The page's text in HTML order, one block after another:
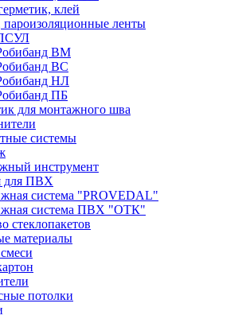
клей
ленты
ВМ
ВС
НЛ
ПБ
для монтажного шва
системы
инструмент
для ПВХ
система "PROVEDAL"
система ПВХ "ОТК"
стеклопакетов
материалы
потолки